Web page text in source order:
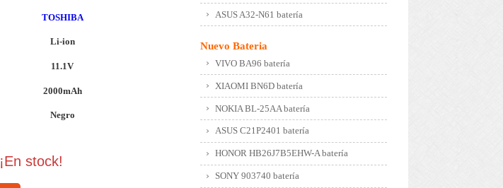
TOSHIBA
Li-ion
11.1V
2000mAh
Negro
¡En stock!
ASUS A32-N61 batería
Nuevo Bateria
VIVO BA96 batería
XIAOMI BN6D batería
NOKIA BL-25AA batería
ASUS C21P2401 batería
HONOR HB26J7B5EHW-A batería
SONY 903740 batería